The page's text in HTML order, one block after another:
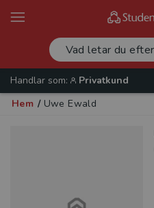
Handlar som:
Privatkund
Hem / Uwe Ewald